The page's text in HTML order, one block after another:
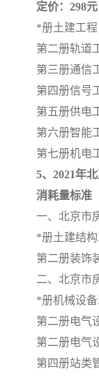
定价：298元
*册土建工程
第二册轨道
第三册通信
第四册信号
第五册供电
第六册智能
第七册机电
5、2021年
消耗量标准
一、北京市
*册土建结
第二册装饰
二、北京市
*册机械设
第二册电气
第二册电气
第四册站类